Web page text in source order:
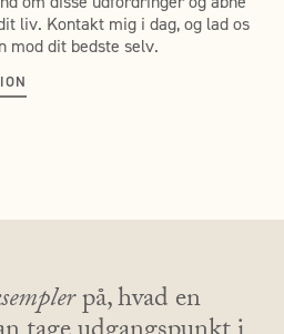
liv. Kontakt mig i dag, og lad os
mod dit bedste selv.
på, hvad en